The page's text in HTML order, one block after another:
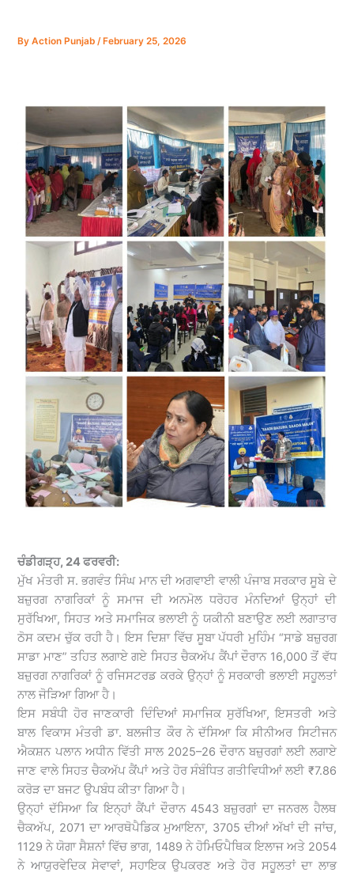
ByAction Punjab/ February 25, 2026
ਚੰਡੀਗੜ੍ਹ, 24 ਫਰਵਰੀ:
ਮੁੱਖ ਮੰਤਰੀ ਸ. ਭਗਵੰਤ ਸਿੰਘ ਮਾਨ ਦੀ ਅਗਵਾਈ ਵਾਲੀ ਪੰਜਾਬ ਸਰਕਾਰ ਸੂਬੇ ਦੇ
ਬਜ਼ੁਰਗ ਨਾਗਰਿਕਾਂ ਨੂੰ ਸਮਾਜ ਦੀ ਅਨਮੋਲ ਧਰੋਹਰ ਮੰਨਦਿਆਂ ਉਨ੍ਹਾਂ ਦੀ
ਸੁਰੱਖਿਆ, ਸਿਹਤ ਅਤੇ ਸਮਾਜਿਕ ਭਲਾਈ ਨੂੰ ਯਕੀਨੀ ਬਣਾਉਣ ਲਈ ਲਗਾਤਾਰ
ਠੋਸ ਕਦਮ ਚੁੱਕ ਰਹੀ ਹੈ। ਇਸ ਦਿਸ਼ਾ ਵਿੱਚ ਸੂਬਾ ਪੱਧਰੀ ਮੁਹਿੰਮ “ਸਾਡੇ ਬਜ਼ੁਰਗ
ਸਾਡਾ ਮਾਣ” ਤਹਿਤ ਲਗਾਏ ਗਏ ਸਿਹਤ ਚੈਕਅੱਪ ਕੈਂਪਾਂ ਦੌਰਾਨ 16,000 ਤੋਂ ਵੱਧ
ਬਜ਼ੁਰਗ ਨਾਗਰਿਕਾਂ ਨੂੰ ਰਜਿਸਟਰਡ ਕਰਕੇ ਉਨ੍ਹਾਂ ਨੂੰ ਸਰਕਾਰੀ ਭਲਾਈ ਸਹੂਲਤਾਂ
ਨਾਲ ਜੋੜਿਆ ਗਿਆ ਹੈ।
ਇਸ ਸਬੰਧੀ ਹੋਰ ਜਾਣਕਾਰੀ ਦਿੰਦਿਆਂ ਸਮਾਜਿਕ ਸੁਰੱਖਿਆ, ਇਸਤਰੀ ਅਤੇ
ਬਾਲ ਵਿਕਾਸ ਮੰਤਰੀ ਡਾ. ਬਲਜੀਤ ਕੌਰ ਨੇ ਦੱਸਿਆ ਕਿ ਸੀਨੀਅਰ ਸਿਟੀਜਨ
ਐਕਸ਼ਨ ਪਲਾਨ ਅਧੀਨ ਵਿੱਤੀ ਸਾਲ 2025–26 ਦੌਰਾਨ ਬਜ਼ੁਰਗਾਂ ਲਈ ਲਗਾਏ
ਜਾਣ ਵਾਲੇ ਸਿਹਤ ਚੈਕਅੱਪ ਕੈਂਪਾਂ ਅਤੇ ਹੋਰ ਸੰਬੰਧਿਤ ਗਤੀਵਿਧੀਆਂ ਲਈ ₹7.86
ਕਰੋੜ ਦਾ ਬਜਟ ਉਪਬੰਧ ਕੀਤਾ ਗਿਆ ਹੈ।
ਉਨ੍ਹਾਂ ਦੱਸਿਆ ਕਿ ਇਨ੍ਹਾਂ ਕੈਂਪਾਂ ਦੌਰਾਨ 4543 ਬਜ਼ੁਰਗਾਂ ਦਾ ਜਨਰਲ ਹੈਲਥ
ਚੈਕਅੱਪ, 2071 ਦਾ ਆਰਥੋਪੈਡਿਕ ਮੁਆਇਨਾ, 3705 ਦੀਆਂ ਅੱਖਾਂ ਦੀ ਜਾਂਚ,
1129 ਨੇ ਯੋਗਾ ਸੈਸ਼ਨਾਂ ਵਿੱਚ ਭਾਗ, 1489 ਨੇ ਹੋਮਿਓਪੈਥਿਕ ਇਲਾਜ ਅਤੇ 2054
ਨੇ ਆਯੁਰਵੇਦਿਕ ਸੇਵਾਵਾਂ, ਸਹਾਇਕ ਉਪਕਰਣ ਅਤੇ ਹੋਰ ਸਹੂਲਤਾਂ ਦਾ ਲਾਭ